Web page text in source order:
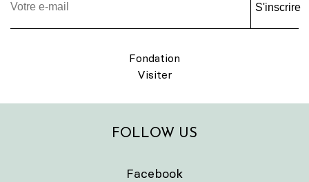
S'inscrire
Fondation
Visiter
FOLLOW US
Facebook